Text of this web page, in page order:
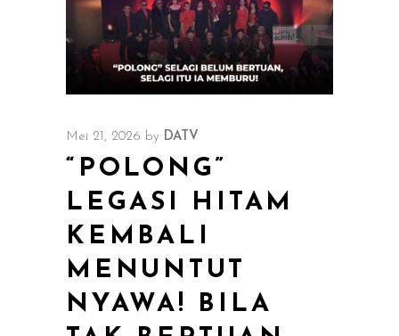
Mei 21, 2026 by DATV
“POLONG”
LEGASI HITAM
KEMBALI
MENUNTUT
NYAWA! BILA